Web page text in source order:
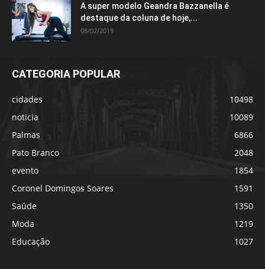
A super modelo Geandra Bazzanella é
destaque da coluna de hoje,...
08/02/2019
CATEGORIA POPULAR
cidades
10498
noticia
10089
Palmas
6866
Pato Branco
2048
evento
1854
Coronel Domingos Soares
1591
Saúde
1350
Moda
1219
Educação
1027